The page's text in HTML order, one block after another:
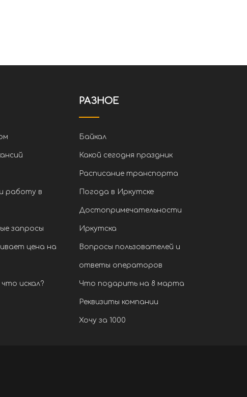
работу в
запросы
цена на
искал?
РАЗНОЕ
Байкал
Какой сегодня праздник
Расписание транспорта
Погода в Иркутске
Достопримечательности
Иркутска
Вопросы пользователей и
ответы операторов
Что подарить на 8 марта
Реквизиты компании
Хочу за 1000